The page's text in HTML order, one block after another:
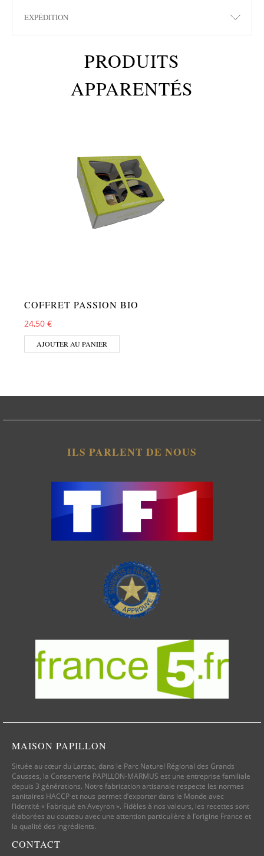
EXPÉDITION
PRODUITS
APPARENTÉS
COFFRET PASSION BIO
24,50 €
AJOUTER AU PANIER
ILS PARLENT DE NOUS
MAISON PAPILLON
Située au cœur du Larzac, dans le Parc Naturel Régional des Grands
Causses, la Conserverie PAPILLON-MARMUS est une entreprise familiale
depuis 3 générations. Notre fabrication artisanale respecte les normes
sanitaires HACCP et nous permet d’exporter dans le Monde avec
l’identité « Fabriqué en Aveyron ». Fidèles à nos valeurs, les recettes sont
élaborées au couteau avec une attention particulière à l’origine France et
la qualité des ingrédients.
CONTACT